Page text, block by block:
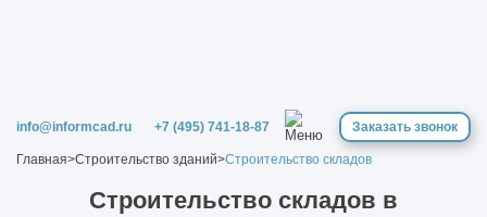
info@informcad.ru +7 (495) 741-18-87 Заказать звонок
Главная>Строительство зданий>Строительство складов
Строительство складов в